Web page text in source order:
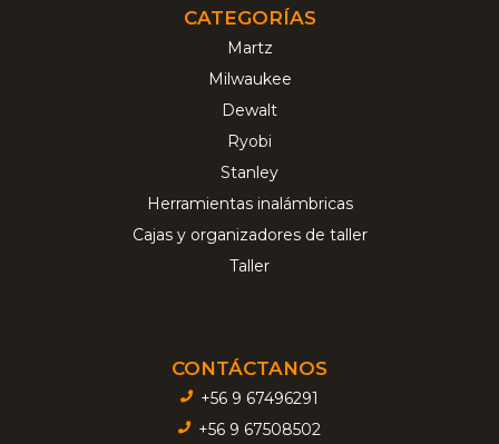
CATEGORÍAS
Martz
Milwaukee
Dewalt
Ryobi
Stanley
Herramientas inalámbricas
Cajas y organizadores de taller
Taller
CONTÁCTANOS
+56 9 67496291
+56 9 67508502